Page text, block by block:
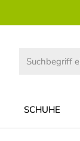
SCHUHE